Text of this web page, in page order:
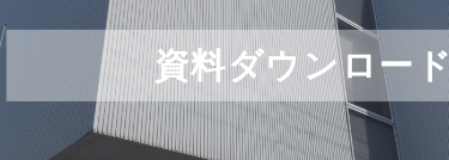
資料ダウンロード